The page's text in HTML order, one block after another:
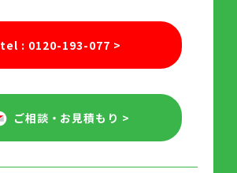
tel : 0120-193-077 >
ご相談・お見積もり >